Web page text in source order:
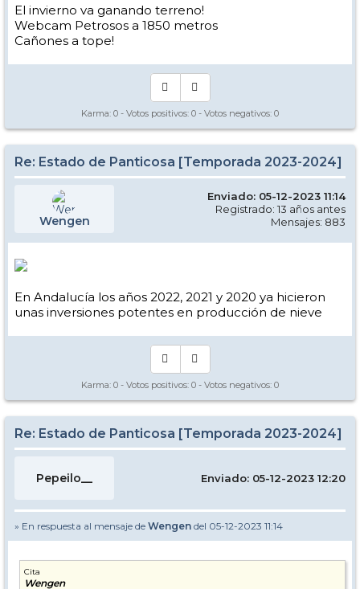
El invierno va ganando terreno!
Webcam Petrosos a 1850 metros
Cañones a tope!
Karma: 0 - Votos positivos: 0 - Votos negativos: 0
Re: Estado de Panticosa [Temporada 2023-2024]
Wengen
Enviado: 05-12-2023 11:14
Registrado: 13 años antes
Mensajes: 883
En Andalucía los años 2022, 2021 y 2020 ya hicieron
unas inversiones potentes en producción de nieve
Karma: 0 - Votos positivos: 0 - Votos negativos: 0
Re: Estado de Panticosa [Temporada 2023-2024]
Pepeilo__ Enviado: 05-12-2023 12:20
» En respuesta al mensaje de Wengen del 05-12-2023 11:14
Cita
Wengen